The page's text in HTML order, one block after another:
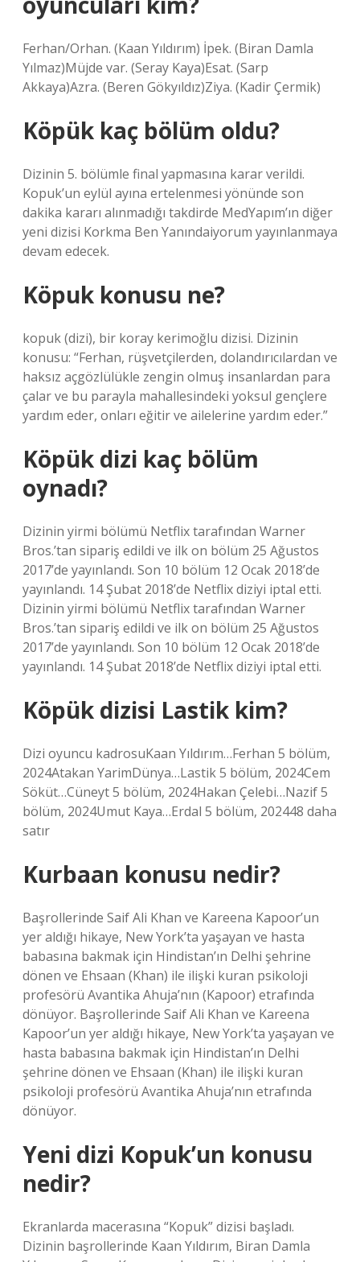
Ferhan/Orhan. (Kaan Yıldırım) İpek. (Biran Damla
Yılmaz)Müjde var. (Seray Kaya)Esat. (Sarp
Akkaya)Azra. (Beren Gökyıldız)Ziya. (Kadir Çermik)
Köpük kaç bölüm oldu?
Dizinin 5. bölümle final yapmasına karar verildi.
Kopuk’un eylül ayına ertelenmesi yönünde son
dakika kararı alınmadığı takdirde MedYapım’ın diğer
yeni dizisi Korkma Ben Yanındaiyorum yayınlanmaya
devam edecek.
Köpuk konusu ne?
kopuk (dizi), bir koray kerimoğlu dizisi. Dizinin
konusu: “Ferhan, rüşvetçilerden, dolandırıcılardan ve
haksız açgözlülükle zengin olmuş insanlardan para
çalar ve bu parayla mahallesindeki yoksul gençlere
yardım eder, onları eğitir ve ailelerine yardım eder.”
Köpük dizi kaç bölüm
oynadı?
Dizinin yirmi bölümü Netflix tarafından Warner
Bros.’tan sipariş edildi ve ilk on bölüm 25 Ağustos
2017’de yayınlandı. Son 10 bölüm 12 Ocak 2018’de
yayınlandı. 14 Şubat 2018’de Netflix diziyi iptal etti.
Dizinin yirmi bölümü Netflix tarafından Warner
Bros.’tan sipariş edildi ve ilk on bölüm 25 Ağustos
2017’de yayınlandı. Son 10 bölüm 12 Ocak 2018’de
yayınlandı. 14 Şubat 2018’de Netflix diziyi iptal etti.
Köpük dizisi Lastik kim?
Dizi oyuncu kadrosuKaan Yıldırım…Ferhan 5 bölüm,
2024Atakan YarimDünya…Lastik 5 bölüm, 2024Cem
Söküt…Cüneyt 5 bölüm, 2024Hakan Çelebi…Nazif 5
bölüm, 2024Umut Kaya…Erdal 5 bölüm, 202448 daha
satır
Kurbaan konusu nedir?
Başrollerinde Saif Ali Khan ve Kareena Kapoor’un
yer aldığı hikaye, New York’ta yaşayan ve hasta
babasına bakmak için Hindistan’ın Delhi şehrine
dönen ve Ehsaan (Khan) ile ilişki kuran psikoloji
profesörü Avantika Ahuja’nın (Kapoor) etrafında
dönüyor. Başrollerinde Saif Ali Khan ve Kareena
Kapoor’un yer aldığı hikaye, New York’ta yaşayan ve
hasta babasına bakmak için Hindistan’ın Delhi
şehrine dönen ve Ehsaan (Khan) ile ilişki kuran
psikoloji profesörü Avantika Ahuja’nın etrafında
dönüyor.
Yeni dizi Kopuk’un konusu
nedir?
Ekranlarda macerasına “Kopuk” dizisi başladı.
Dizinin başrollerinde Kaan Yıldırım, Biran Damla